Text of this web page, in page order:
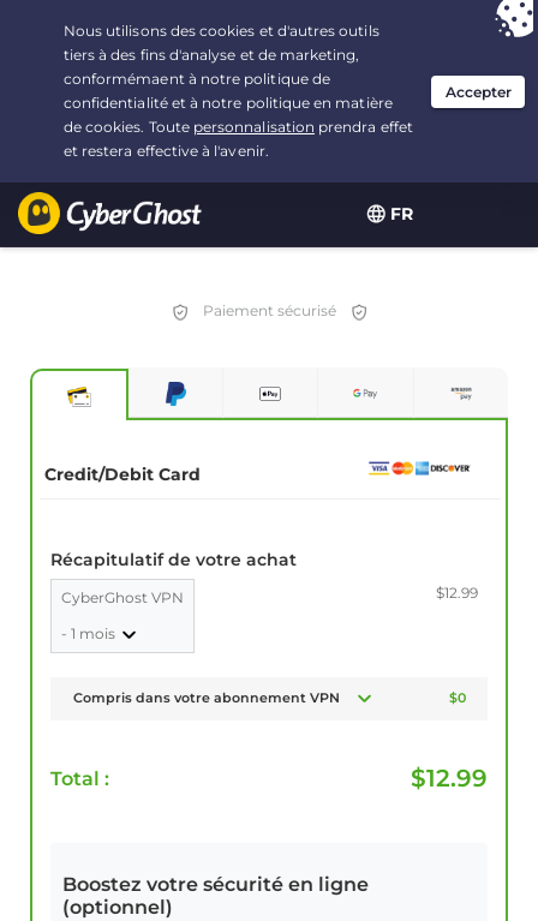
FR
Vous avez opté pour :L'offre la plus avantageuse
3.3333333333333 ans à $2.23/mois
Paiement sécurisé
Credit/Debit Card
Récapitulatif de votre achat
CyberGhost VPN
- 1 mois
$12.99
Compris dans votre abonnement VPN $0
Total : $12.99
Boostez votre sécurité en ligne
(optionnel)